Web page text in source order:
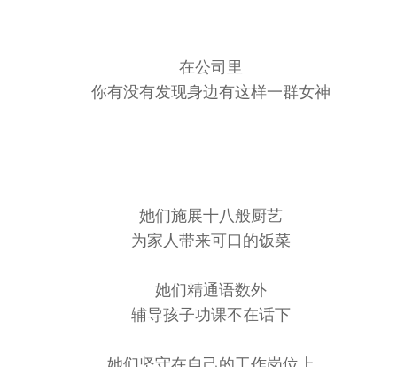
在公司里
你有没有发现身边有这样一群女神
她们施展十八般厨艺
为家人带来可口的饭菜
她们精通语数外
辅导孩子功课不在话下